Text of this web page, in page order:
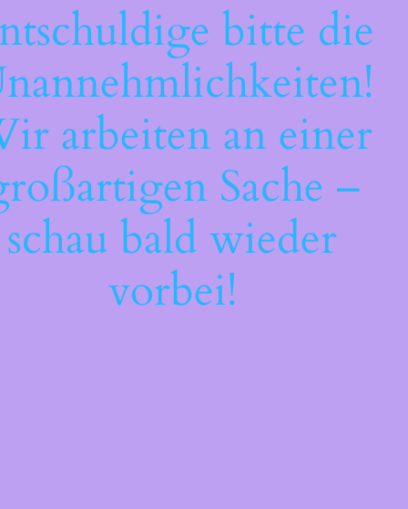
bitte die
arbeiten an einer
Sache –
schau bald wieder
vorbei!